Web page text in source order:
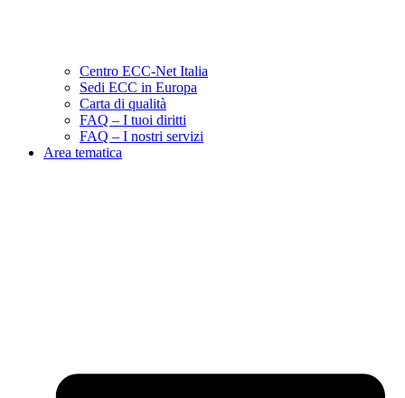
Centro ECC-Net Italia
Sedi ECC in Europa
Carta di qualità
FAQ – I tuoi diritti
FAQ – I nostri servizi
Area tematica